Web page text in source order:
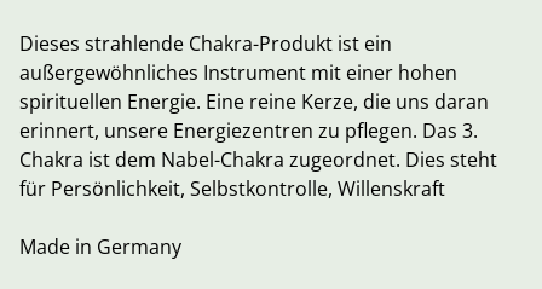
Dieses strahlende Chakra-Produkt ist ein
außergewöhnliches Instrument mit einer hohen
spirituellen Energie. Eine reine Kerze, die uns daran
erinnert, unsere Energiezentren zu pflegen. Das 3.
Chakra ist dem Nabel-Chakra zugeordnet. Dies steht
für Persönlichkeit, Selbstkontrolle, Willenskraft
Made in Germany